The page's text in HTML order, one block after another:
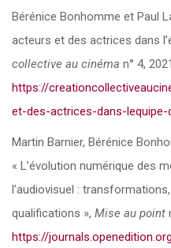
Bérénice Bonhomme et Paul
acteurs et des actrices dans
collective au cinéma n° 4,
https://
et-des-actrices-dans-lequipe-
Martin Barnier, Bérénice
« L’évolution numérique des
l’audiovisuel :
qualifications », Mise au point
https://